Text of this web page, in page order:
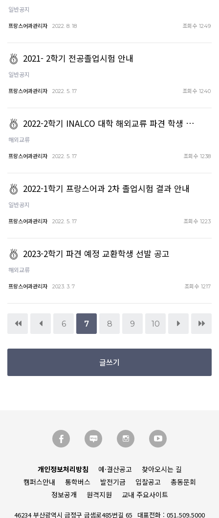
일반공지
프랑스어과관리자 2022. 8. 18 조회수 1249
2021- 2학기 전공졸업시험 안내
일반공지
프랑스어과관리자 2022. 5. 17 조회수 1240
2022-2학기 INALCO 대학 해외교류 파견 학생 …
해외교류
프랑스어과관리자 2022. 5. 17 조회수 1238
2022-1학기 프랑스어과 2차 졸업시험 결과 안내
일반공지
프랑스어과관리자 2022. 5. 17 조회수 1223
2023-2학기 파견 예정 교환학생 선발 공고
해외교류
프랑스어과관리자 2023. 3. 7 조회수 1217
6 7 8 9 10
글쓰기
개인정보처리방침 예·결산공고
찾아오시는 길
캠퍼스안내
통학버스 발전기금 입찰공고
총동문회
정보공개
원격지원 교내 주요사이트
46234 부산광역시 금정구 금샘로485번길 65 대표전화 : 051.509.5000